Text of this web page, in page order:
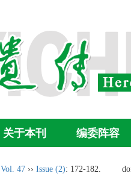
关于本刊 编委阵容
Vol. 47 ›› Issue (2): 172-182.